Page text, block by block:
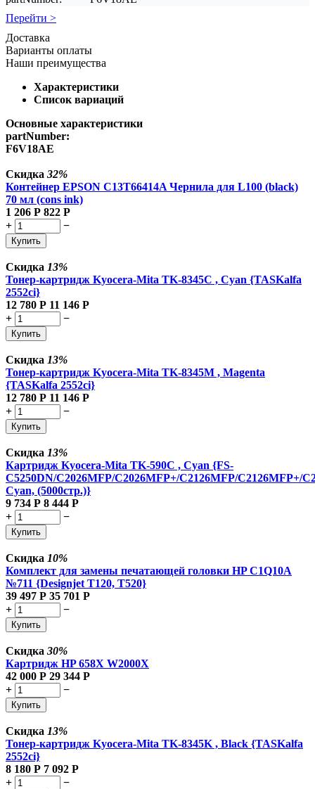
Перейти >
Доставка
Варианты оплаты
Наши преимущества
Характеристики
Список вариаций
Основные характеристики
partNumber:
F6V18AE
Скидка 32%
Контейнер EPSON C13T66414A Чернила для L100 (black)
70 мл (cons ink)
1 206 Р 822 Р
+
−
Купить
Скидка 13%
Тонер-картридж Kyocera-Mita TK-8345C , Cyan {TASKalfa
2552ci}
12 780 Р 11 146 Р
+
−
Купить
Скидка 13%
Тонер-картридж Kyocera-Mita TK-8345M , Magenta
{TASKalfa 2552ci}
12 780 Р 11 146 Р
+
−
Купить
Скидка 13%
Картридж Kyocera-Mita TK-590C , Cyan {FS-
C5250DN/C2026MFP/C2026MFP+/C2126MFP/C2126MFP+/
Cyan, (5000стр.)}
9 734 Р 8 444 Р
+
−
Купить
Скидка 10%
Комплект для замены печатающей головки HP C1Q10A
№711 {Designjet T120, T520}
39 497 Р 35 701 Р
+
−
Купить
Скидка 30%
Картридж HP 658X W2000X
42 000 Р 29 344 Р
+
−
Купить
Скидка 13%
Тонер-картридж Kyocera-Mita TK-8345K , Black {TASKalfa
2552ci}
8 180 Р 7 092 Р
+
−